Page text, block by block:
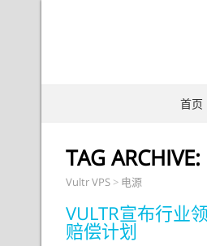
首页
TAG ARCHIVE:
Vultr VPS > 电源
VULTR宣布行业
赔偿计划